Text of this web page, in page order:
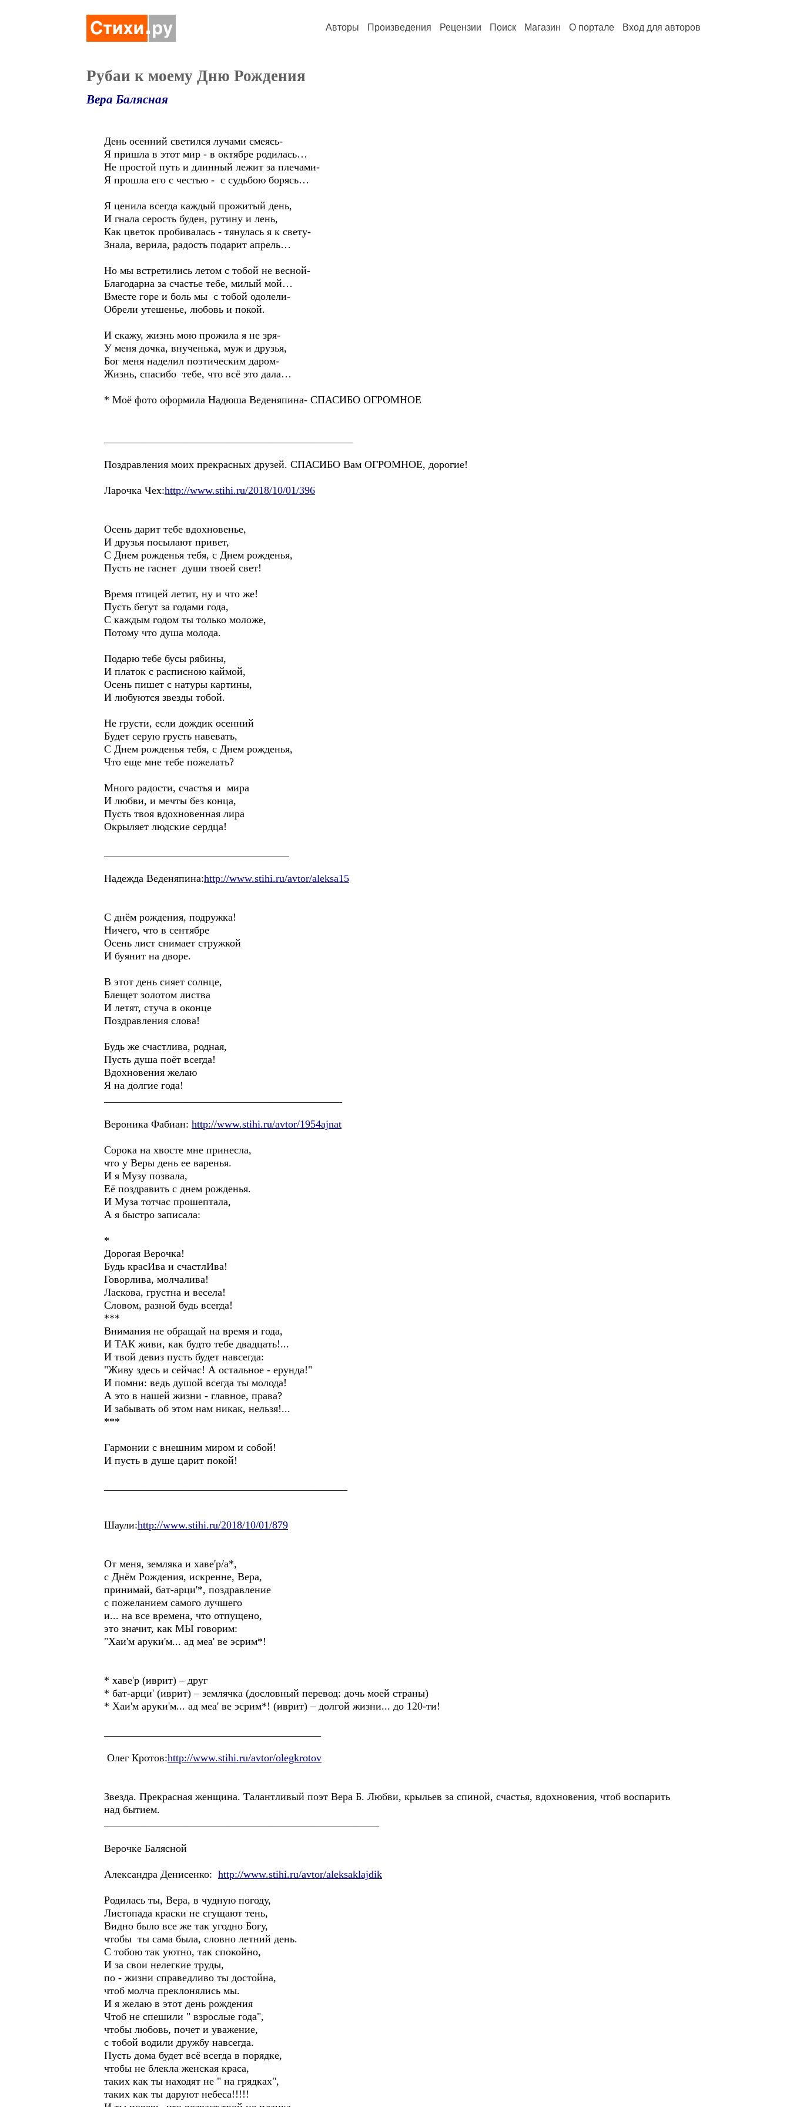
Авторы Произведения Рецензии Поиск Магазин О портале Вход для авторов
Рубаи к моему Дню Рождения
Вера Балясная
День осенний светился лучами смеясь-
Я пришла в этот мир - в октябре родилась…
Не простой путь и длинный лежит за плечами-
Я прошла его с честью - с судьбою борясь…
Я ценила всегда каждый прожитый день,
И гнала серость буден, рутину и лень,
Как цветок пробивалась - тянулась я к свету-
Знала, верила, радость подарит апрель…
Но мы встретились летом с тобой не весной-
Благодарна за счастье тебе, милый мой…
Вместе горе и боль мы c тобой одолели-
Обрели утешенье, любовь и покой.
И скажу, жизнь мою прожила я не зря-
У меня дочка, внученька, муж и друзья,
Бог меня наделил поэтическим даром-
Жизнь, спасибо тебе, что всё это дала…
* Моё фото оформила Надюша Веденяпина- СПАСИБО ОГРОМНОЕ
Поздравления моих прекрасных друзей. СПАСИБО Вам ОГРОМНОЕ, дорогие!
Ларочка Чех:http://www.stihi.ru/2018/10/01/396
Осень дарит тебе вдохновенье,
И друзья посылают привет,
С Днем рожденья тебя, с Днем рожденья,
Пусть не гаснет души твоей свет!
Время птицей летит, ну и что же!
Пусть бегут за годами года,
С каждым годом ты только моложе,
Потому что душа молода.
Подарю тебе бусы рябины,
И платок с расписною каймой,
Осень пишет с натуры картины,
И любуются звезды тобой.
Не грусти, если дождик осенний
Будет серую грусть навевать,
С Днем рожденья тебя, с Днем рожденья,
Что еще мне тебе пожелать?
Много радости, счастья и мира
И любви, и мечты без конца,
Пусть твоя вдохновенная лира
Окрыляет людские сердца!
Надежда Веденяпина:http://www.stihi.ru/avtor/aleksa15
С днём рождения, подружка!
Ничего, что в сентябре
Осень лист снимает стружкой
И буянит на дворе.
В этот день сияет солнце,
Блещет золотом листва
И летят, стуча в оконце
Поздравления слова!
Будь же счастлива, родная,
Пусть душа поёт всегда!
Вдохновения желаю
Я на долгие года!
Вероника Фабиан: http://www.stihi.ru/avtor/1954ajnat
Сорока на хвосте мне принесла,
что у Веры день ее варенья.
И я Музу позвала,
Её поздравить с днем рожденья.
И Муза тотчас прошептала,
А я быстро записала:
*
Дорогая Верочка!
Будь красИва и счастлИва!
Говорлива, молчалива!
Ласкова, грустна и весела!
Словом, разной будь всегда!
***
Внимания не обращай на время и года,
И ТАК живи, как будто тебе двадцать!...
И твой девиз пусть будет навсегда:
"Живу здесь и сейчас! А остальное - ерунда!"
И помни: ведь душой всегда ты молода!
А это в нашей жизни - главное, права?
И забывать об этом нам никак, нельзя!...
***
Гармонии с внешним миром и собой!
И пусть в душе царит покой!
Шаули:http://www.stihi.ru/2018/10/01/879
От меня, земляка и хаве'р/а*,
с Днём Рождения, искренне, Вера,
принимай, бат-арци'*, поздравление
с пожеланием самого лучшего
и... на все времена, что отпущено,
это значит, как МЫ говорим:
"Хаи'м аруки'м... ад меа' ве эсрим*!
* хаве'р (иврит) – друг
* бат-арци' (иврит) – землячка (дословный перевод: дочь моей страны)
* Хаи'м аруки'м... ад меа' ве эсрим*! (иврит) – долгой жизни... до 120-ти!
Олег Кротов:http://www.stihi.ru/avtor/olegkrotov
Звезда. Прекрасная женщина. Талантливый поэт Вера Б. Любви, крыльев за спиной, счастья, вдохновения, чтоб воспарить
над бытием.
Верочке Балясной
Александра Денисенко: http://www.stihi.ru/avtor/aleksaklajdik
Родилась ты, Вера, в чудную погоду,
Листопада краски не сгущают тень,
Видно было все же так угодно Богу,
чтобы ты сама была, словно летний день.
С тобою так уютно, так спокойно,
И за свои нелегкие труды,
по - жизни справедливо ты достойна,
чтоб молча преклонялись мы.
И я желаю в этот день рождения
Чтоб не спешили " взрослые года",
чтобы любовь, почет и уважение,
с тобой водили дружбу навсегда.
Пусть дома будет всё всегда в порядке,
чтобы не блекла женская краса,
таких как ты находят не " на грядках",
таких как ты даруют небеса!!!!!